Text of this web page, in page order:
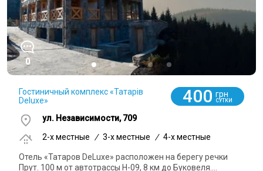
0
Гостиничный комплекс «Татарів
Deluxe»
400 грн
СУТКИ
ул. Независимости, 709
2-x местные / 3-x местные / 4-x местные
Отель «Татаров DeLuxe» расположен на берегу речки
Прут. 100 м от автотрассы H-09, 8 км до Буковеля....